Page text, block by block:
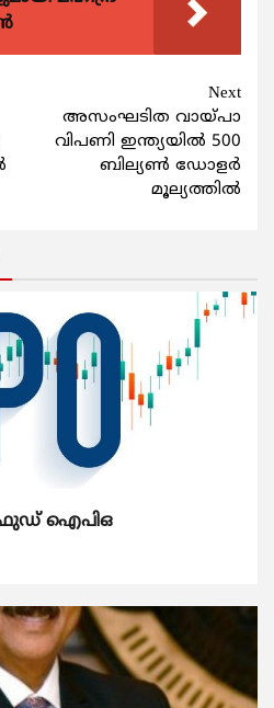
Next
അസംഘടിത വായ്പാ
വിപണി ഇന്ത്യയില്‍ 500
ബില്യണ്‍ ഡോളര്‍
മൂല്യത്തില്‍
ഫുഡ് ഐപിഒ